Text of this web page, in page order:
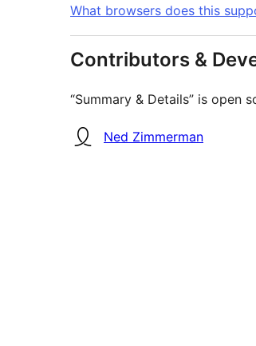
What browsers does this
Contributors &
“Summary & Details” is
Contributors
Ned Zimmerman